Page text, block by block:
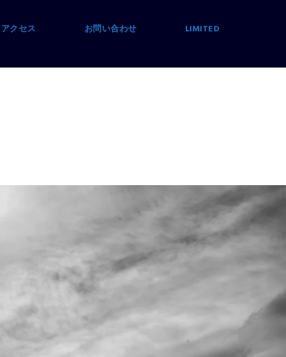
アクセス お問い合わせ LIMITED